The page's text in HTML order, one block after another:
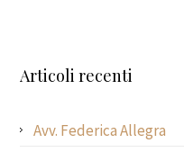
Articoli recenti
Avv. Federica Allegra